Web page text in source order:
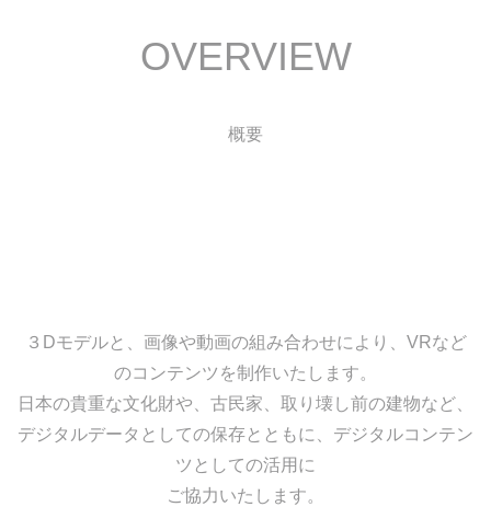
OVERVIEW
概要
３Dモデルと、画像や動画の組み合わせにより、VRなど
のコンテンツを制作いたします。
日本の貴重な文化財や、古民家、取り壊し前の建物など、
デジタルデータとしての保存とともに、デジタルコンテン
ツとしての活用に
ご協力いたします。